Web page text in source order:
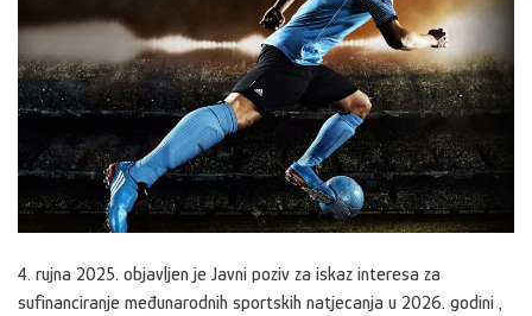
4. rujna 2025. objavljen je Javni poziv za iskaz interesa za
sufinanciranje međunarodnih sportskih natjecanja u 2026. godini ,